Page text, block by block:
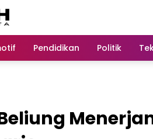
Pendidikan Politik